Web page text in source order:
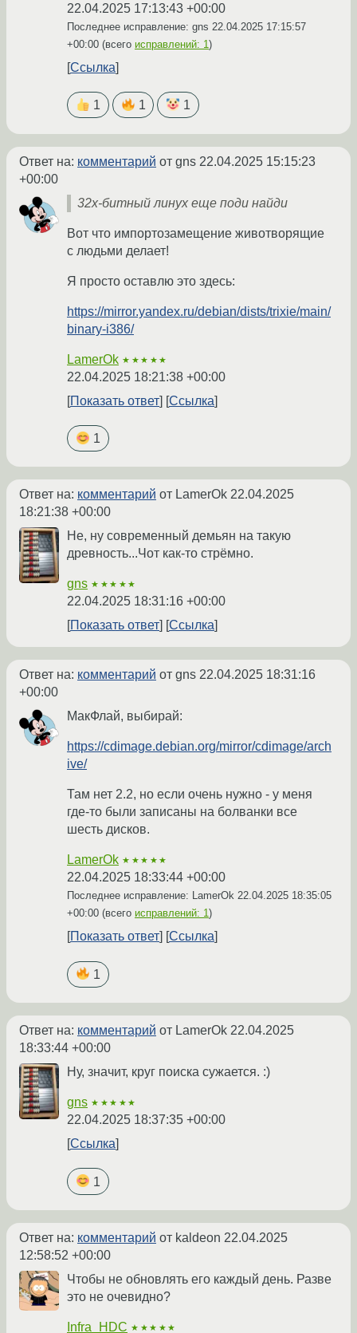
22.04.2025 17:13:43 +00:00
Последнее исправление: gns 22.04.2025 17:15:57
+00:00 (всего исправлений: 1 )
Ссылка
1 1 1
Ответ на: комментарий от gns 22.04.2025 15:15:23
+00:00
32х-битный линух еще поди найди
Вот что импортозамещение животворящие
с людьми делает!
Я просто оставлю это здесь:
https://mirror.yandex.ru/debian/dists/trixie/main/
binary-i386/
LamerOk ★★★★★
22.04.2025 18:21:38 +00:00
Показать ответ
Ссылка
1
Ответ на: комментарий от LamerOk 22.04.2025
18:21:38 +00:00
Не, ну современный демьян на такую
древность...Чот как-то стрёмно.
gns ★★★★★
22.04.2025 18:31:16 +00:00
Показать ответ
Ссылка
Ответ на: комментарий от gns 22.04.2025 18:31:16
+00:00
МакФлай, выбирай:
https://cdimage.debian.org/mirror/cdimage/arch
ive/
Там нет 2.2, но если очень нужно - у меня
где-то были записаны на болванки все
шесть дисков.
LamerOk ★★★★★
22.04.2025 18:33:44 +00:00
Последнее исправление: LamerOk 22.04.2025 18:35:05
+00:00 (всего исправлений: 1)
Показать ответ Ссылка
1
Ответ на: комментарий от LamerOk 22.04.2025
18:33:44 +00:00
Ну, значит, круг поиска сужается. :)
gns ★★★★★
22.04.2025 18:37:35 +00:00
Ссылка
1
Ответ на: комментарий от kaldeon 22.04.2025
12:58:52 +00:00
Чтобы не обновлять его каждый день. Разве
это не очевидно?
Infra_HDC ★★★★★